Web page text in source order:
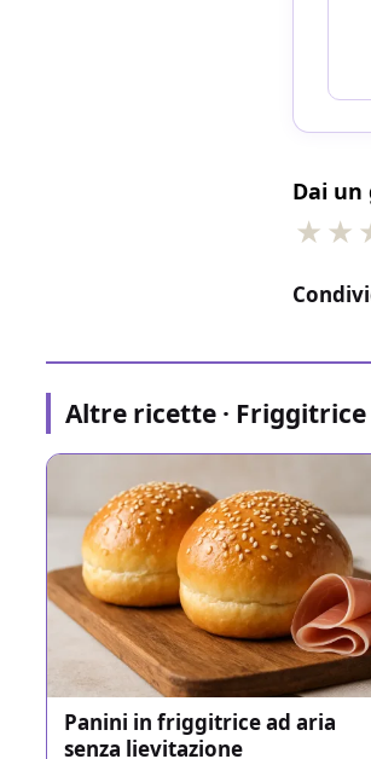
Dai
Altre ricette ·
Panini in friggitrice ad aria
senza lievitazione